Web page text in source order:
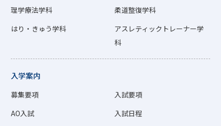
理学療法学科
柔道整復学科
はり・きゅう学科
アスレティックトレーナー学
科
入学案内
募集要項
入試要項
AO入試
入試日程